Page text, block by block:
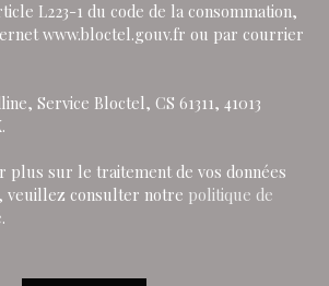
L223-1 du code de la consommation,
www.bloctel.gouv.fr ou par courrier
Service Bloctel, CS 61311, 41013
plus sur le traitement de vos données
veuillez consulter notre politique de
.